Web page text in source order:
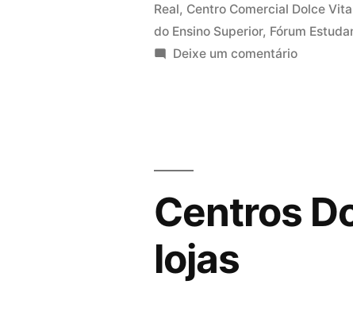
nos
Dolce
Real, Centro Comercial Dolce
do Ensino Superior, Fórum
Deixe um comentárioem
Vita
Centros
lojas